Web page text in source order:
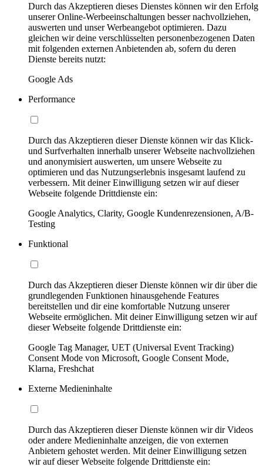
Durch das Akzeptieren dieses Dienstes können wir den Erfolg
unserer Online-Werbeeinschaltungen besser nachvollziehen,
auswerten und unser Werbeangebot optimieren. Dazu
gleichen wir deine verschlüsselten personenbezogenen Daten
mit folgenden externen Anbietenden ab, sofern du deren
Dienste bereits nutzt:
Google Ads
Performance
Durch das Akzeptieren dieser Dienste können wir das Klick-
und Surfverhalten innerhalb unserer Webseite nachvollziehen
und anonymisiert auswerten, um unsere Webseite zu
optimieren und das Nutzungserlebnis insgesamt laufend zu
verbessern. Mit deiner Einwilligung setzen wir auf dieser
Webseite folgende Drittdienste ein:
Google Analytics, Clarity, Google Kundenrezensionen, A/B-
Testing
Funktional
Durch das Akzeptieren dieser Dienste können wir dir über die
grundlegenden Funktionen hinausgehende Features
bereitstellen und dir eine komfortable Nutzung unserer
Webseite ermöglichen. Mit deiner Einwilligung setzen wir auf
dieser Webseite folgende Drittdienste ein:
Google Tag Manager, UET (Universal Event Tracking)
Consent Mode von Microsoft, Google Consent Mode,
Klarna, Freshchat
Externe Medieninhalte
Durch das Akzeptieren dieser Dienste können wir dir Videos
oder andere Medieninhalte anzeigen, die von externen
Anbietern gehostet werden. Mit deiner Einwilligung setzen
wir auf dieser Webseite folgende Drittdienste ein: